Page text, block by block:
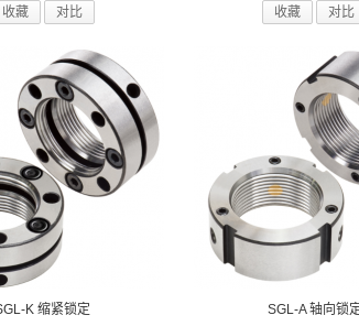
收藏 对比 收藏 对比
K 缩紧锁定 SGL-A 轴向锁